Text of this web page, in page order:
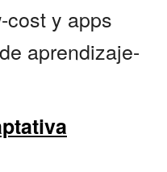
cost y apps
aprendizaje-